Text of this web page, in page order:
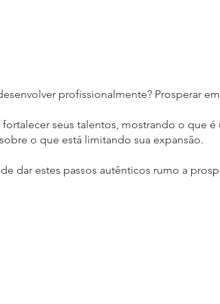
profissionalmente? Prosperar
fortalecer seus talentos, mostrando o que
o que está limitando sua expansão.
dar estes passos autênticos rumo a